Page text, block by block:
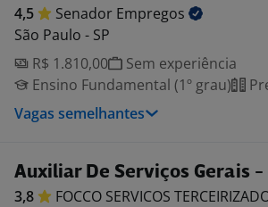
4,5 Senador Empregos
São Paulo - SP
R$ 1.810,00
Sem experiência
Ensino Fundamental (1º grau)
Vagas semelhantes
Auxiliar De Serviços Gerais
3,8 FOCCO SERVICOS